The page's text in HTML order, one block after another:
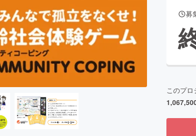
CAMPFIRE for Social GoodCAMPFIRE Creation
CAMPFIREふるさと納税machi-ya
募
このプロ